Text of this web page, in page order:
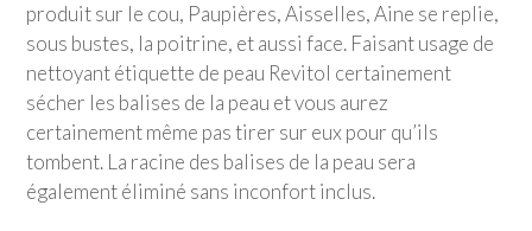
produit sur le cou, Paupières, Aisselles, Aine se replie,
sous bustes, la poitrine, et aussi face. Faisant usage de
nettoyant étiquette de peau Revitol certainement
sécher les balises de la peau et vous aurez
certainement même pas tirer sur eux pour qu’ils
tombent. La racine des balises de la peau sera
également éliminé sans inconfort inclus.